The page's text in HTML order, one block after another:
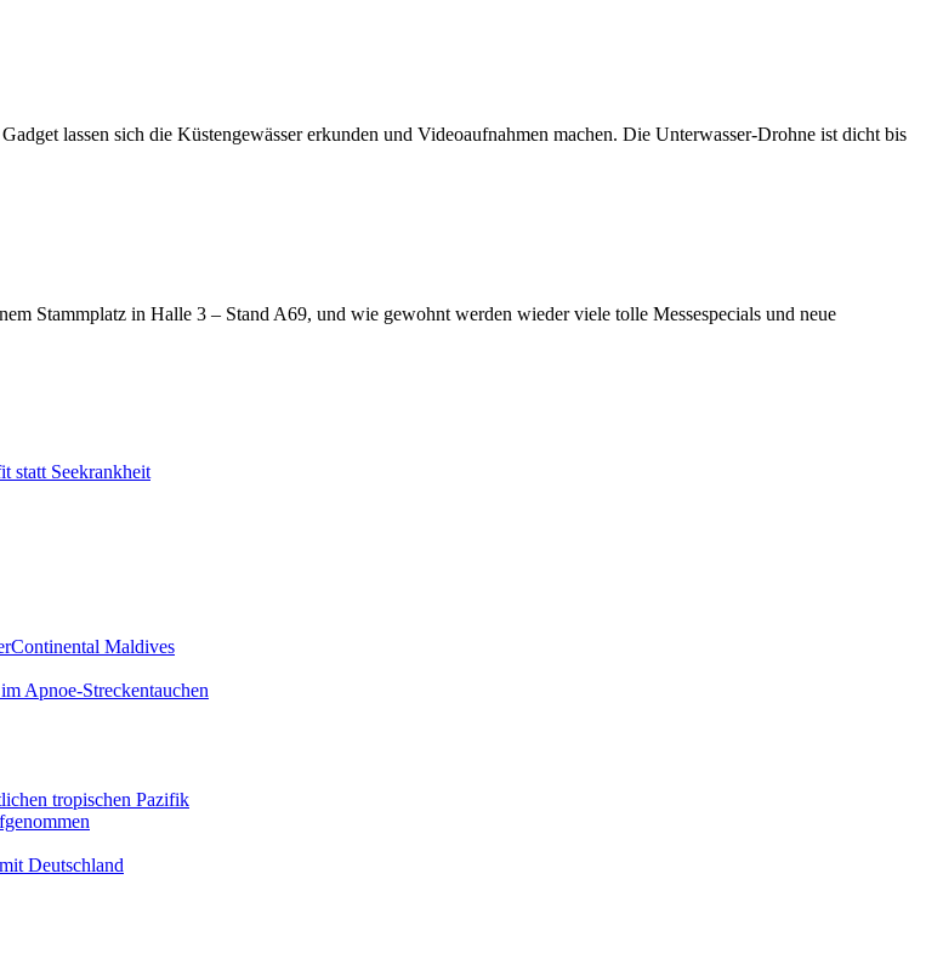
lassen sich die Küstengewässer erkunden und Videoaufnahmen machen. Die Unterwasser-Drohne ist dicht bis
Stammplatz in Halle 3 – Stand A69, und wie gewohnt werden wieder viele tolle Messespecials und neue
statt Seekrankheit
Maldives
Apnoe-Streckentauchen
tropischen Pazifik
Deutschland